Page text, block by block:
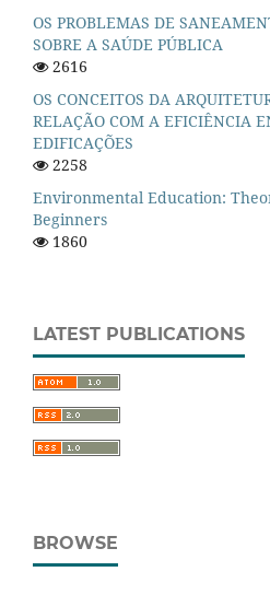
OS PROBLEMAS DE
SOBRE A SAÚDE PÚBLICA
2616
OS CONCEITOS DA
RELAÇÃO COM A EFICIÊNCIA
EDIFICAÇÕES
2258
Environmental Education:
Beginners
1860
LATEST PUBLICATIONS
BROWSE